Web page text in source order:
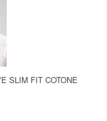
SLIM FIT COTONE